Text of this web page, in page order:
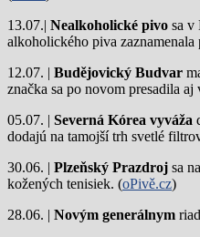
13.07.| Nealkoholické pivo sa v
alkoholického piva
12.07. | Budějovický Budvar
značka sa po novom presadila
05.07. | Severná Kórea vyváža
dodajú na tamojší trh svetlé
30.06. | Plzeňský Prazdroj sa
kožených tenisiek. (oPivě.cz)
28.06. | Novým generálnym